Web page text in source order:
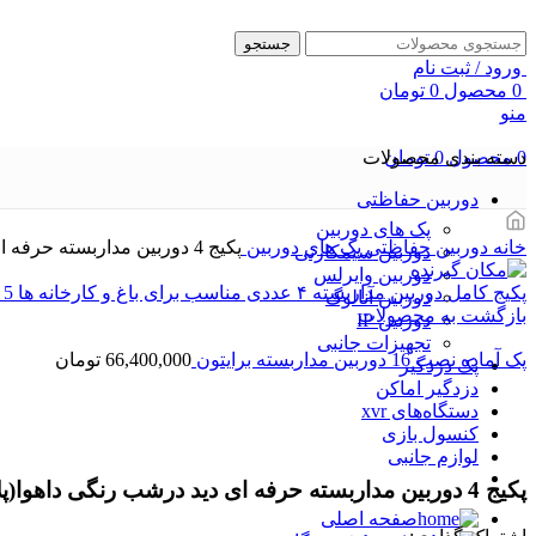
جستجو
ورود / ثبت نام
0 محصول 0 تومان
منو
0 محصول 0 تومان
دسته بندی محصولات
دوربین حفاظتی
پک های دوربین
دوربین سیمکارتی
دوربین وایرلس
دوربین آنالوگ
دوربین IP
تجهیزات جانبی
پک دزدگیر
دزدگیر اماکن
دستگاه‌های xvr
کنسول بازی
لوازم جانبی
صفحه اصلی
خانه دوربین حفاظتی پک های دوربین پکیج 4 دوربین مداربسته حرفه ای دید درشب رنگی داهوا(پلاک خوان و تشخیص چهره در شب) 1209CMP
پکیج کامل دوربین مداربسته ۴ عددی مناسب برای باغ و کارخانه ها 5 مگاپیکسل
بازگشت به محصولات
پک آماده نصب 16 دوربین مداربسته برایتون 66,400,000 تومان
بزرگنمایی تصویر
پکیج 4 دوربین مداربسته حرفه ای دید درشب رنگی داهوا(پلاک خوان و تشخیص چهره در شب) 1209CMP